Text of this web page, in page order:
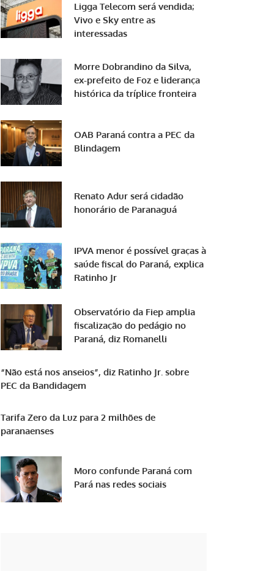
Ligga Telecom será vendida;
Vivo e Sky entre as
interessadas
Morre Dobrandino da Silva,
ex-prefeito de Foz e liderança
histórica da tríplice fronteira
OAB Paraná contra a PEC da
Blindagem
Renato Adur será cidadão
honorário de Paranaguá
IPVA menor é possível graças à
saúde fiscal do Paraná, explica
Ratinho Jr
Observatório da Fiep amplia
fiscalização do pedágio no
Paraná, diz Romanelli
“Não está nos anseios”, diz Ratinho Jr. sobre
PEC da Bandidagem
Tarifa Zero da Luz para 2 milhões de
paranaenses
Moro confunde Paraná com
Pará nas redes sociais